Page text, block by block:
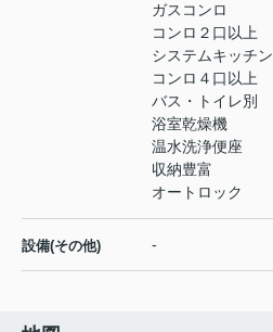
ガスコンロ
コンロ２口以上
システムキッチン
コンロ４口以上
バス・トイレ別
浴室乾燥機
温水洗浄便座
収納豊富
オートロック
設備(その他) -